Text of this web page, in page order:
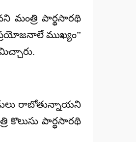
మంత్రి పార్థసారథి
ముఖ్యం”
రాబోతున్నాయని
కొలుసు పార్థసారథి